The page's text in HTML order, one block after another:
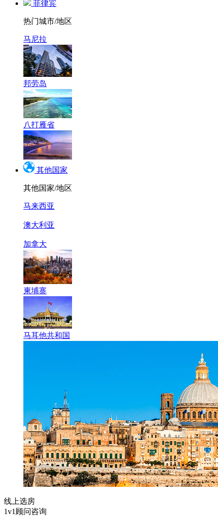
菲律宾
热门城市/地区
马尼拉
邦劳岛
八打雁省
其他国家
其他国家/地区
马来西亚
澳大利亚
加拿大
柬埔寨
马耳他共和国
线上选房
1v1顾问咨询